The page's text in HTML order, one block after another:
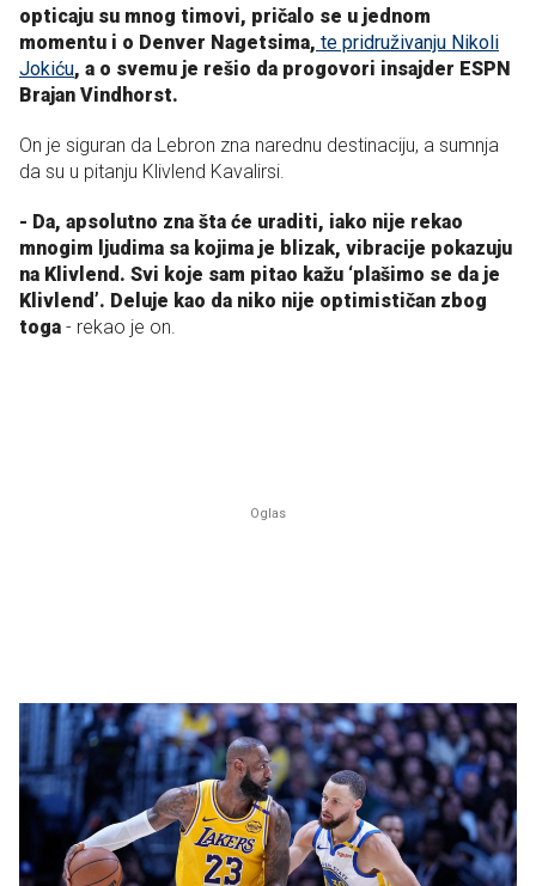
opticaju su mnog timovi, pričalo se u jednom
momentu i o Denver Nagetsima, te pridruživanju Nikoli
Jokiću, a o svemu je rešio da progovori insajder ESPN
Brajan Vindhorst.
On je siguran da Lebron zna narednu destinaciju, a sumnja
da su u pitanju Klivlend Kavalirsi.
- Da, apsolutno zna šta će uraditi, iako nije rekao
mnogim ljudima sa kojima je blizak, vibracije pokazuju
na Klivlend. Svi koje sam pitao kažu ‘plašimo se da je
Klivlend’. Deluje kao da niko nije optimističan zbog
toga - rekao je on.